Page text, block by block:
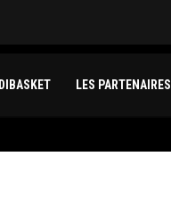
LES PARTENAIRES